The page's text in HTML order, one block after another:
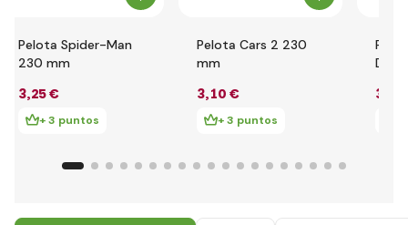
Pelota Spider-Man
230 mm
3,25 €
+ 3 puntos
Pelota Cars 2 230
mm
3,10 €
+ 3 puntos
3